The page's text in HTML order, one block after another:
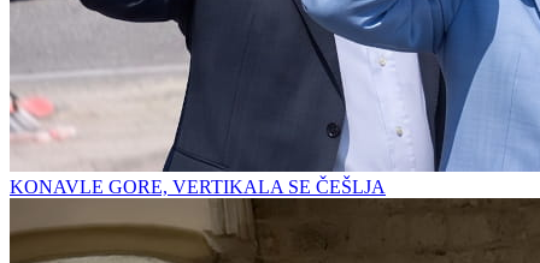
KONAVLE GORE, VERTIKALA SE ČEŠLJA